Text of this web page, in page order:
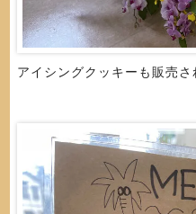
アイシングクッキーも販売さ